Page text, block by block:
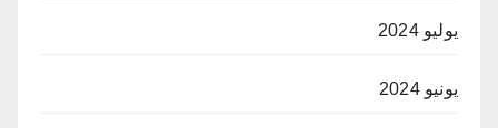
يوليو 2024
يونيو 2024